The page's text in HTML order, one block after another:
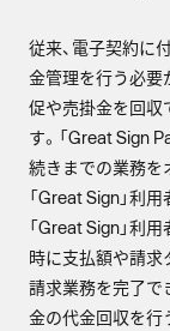
従来、電子契約に
金管理を行う必要
促や売掛金を回収
す。「Great Sign
続きまでの業務を
「Great Sign」利
「Great Sign」利
時に支払額や請求
請求業務を完了で
金の代金回収を行